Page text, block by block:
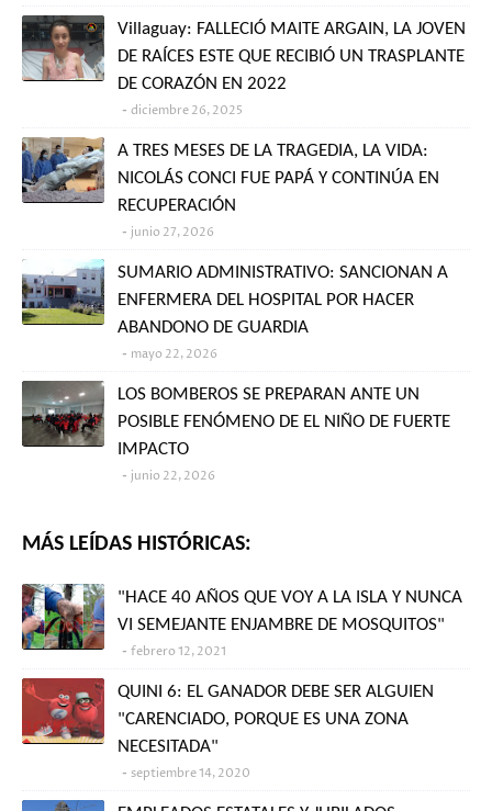
Villaguay: FALLECIÓ MAITE ARGAIN, LA JOVEN
DE RAÍCES ESTE QUE RECIBIÓ UN TRASPLANTE
DE CORAZÓN EN 2022
diciembre 26, 2025
A TRES MESES DE LA TRAGEDIA, LA VIDA:
NICOLÁS CONCI FUE PAPÁ Y CONTINÚA EN
RECUPERACIÓN
junio 27, 2026
SUMARIO ADMINISTRATIVO: SANCIONAN A
ENFERMERA DEL HOSPITAL POR HACER
ABANDONO DE GUARDIA
mayo 22, 2026
LOS BOMBEROS SE PREPARAN ANTE UN
POSIBLE FENÓMENO DE EL NIÑO DE FUERTE
IMPACTO
junio 22, 2026
MÁS LEÍDAS HISTÓRICAS:
"HACE 40 AÑOS QUE VOY A LA ISLA Y NUNCA
VI SEMEJANTE ENJAMBRE DE MOSQUITOS"
febrero 12, 2021
QUINI 6: EL GANADOR DEBE SER ALGUIEN
"CARENCIADO, PORQUE ES UNA ZONA
NECESITADA"
septiembre 14, 2020